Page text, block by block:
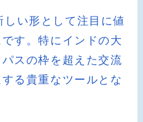
い形として注目に値
す。特にインドの大
スの枠を超えた交流
る貴重なツールとな